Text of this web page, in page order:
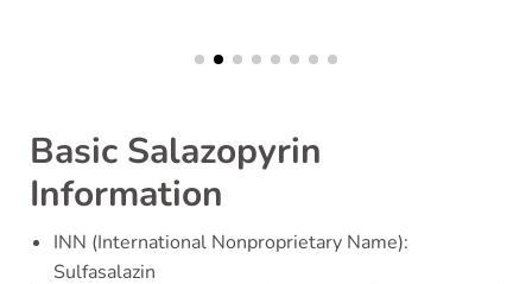
Basic Salazopyrin
Information
INN (International Nonproprietary Name):
Sulfasalazin